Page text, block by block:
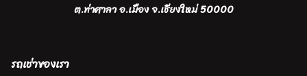
ต.ท่าศาลา อ.เมือง จ.เชียงใหม่ 50000
รถเช่าของเรา